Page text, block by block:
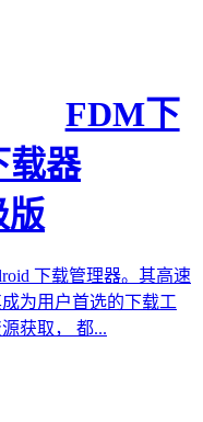
FDM下
载器
版
下载管理器。其高速
为用户首选的下载工
获取， 都...